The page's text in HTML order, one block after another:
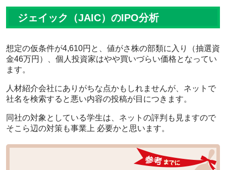
ジェイック（JAIC）のIPO分析
想定の仮条件が4,610円と、値がさ株の部類に入り（抽選資
金46万円）、個人投資家はやや買いづらい価格となってい
ます。
人材紹介会社にありがちな点かもしれませんが、ネットで
社名を検索すると悪い内容の投稿が目につきます。
同社の対象としている学生は、ネットの評判も見ますので
そこら辺の対策も事業上 必要かと思います。